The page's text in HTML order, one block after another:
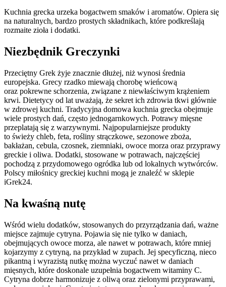
Kuchnia grecka urzeka bogactwem smaków i aromatów. Opiera się
na naturalnych, bardzo prostych składnikach, które podkreślają
rozmaite zioła i dodatki.
Niezbędnik Greczynki
Przeciętny Grek żyje znacznie dłużej, niż wynosi średnia
europejska. Grecy rzadko miewają chorobę wieńcową
oraz pokrewne schorzenia, związane z niewłaściwym krążeniem
krwi. Dietetycy od lat uważają, że sekret ich zdrowia tkwi głównie
w zdrowej kuchni. Tradycyjna domowa kuchnia grecka obejmuje
wiele prostych dań, często jednogarnkowych. Potrawy mięsne
przeplatają się z warzywnymi. Najpopularniejsze produkty
to świeży chleb, feta, rośliny strączkowe, sezonowe zboża,
bakłażan, cebula, czosnek, ziemniaki, owoce morza oraz przyprawy
greckie i oliwa. Dodatki, stosowane w potrawach, najczęściej
pochodzą z przydomowego ogródka lub od lokalnych wytwórców.
Polscy miłośnicy greckiej kuchni mogą je znaleźć w sklepie
iGrek24.
Na kwaśną nutę
Wśród wielu dodatków, stosowanych do przyrządzania dań, ważne
miejsce zajmuje cytryna. Pojawia się nie tylko w daniach,
obejmujących owoce morza, ale nawet w potrawach, które mniej
kojarzymy z cytryną, na przykład w zupach. Jej specyficzną, nieco
pikantną i wyrazistą nutkę można wyczuć nawet w daniach
mięsnych, które doskonale uzupełnia bogactwem witaminy C.
Cytryna dobrze harmonizuje z oliwą oraz zielonymi przyprawami,